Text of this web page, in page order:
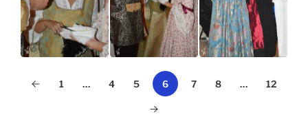
1 … 4 5 6 7 8 … 12